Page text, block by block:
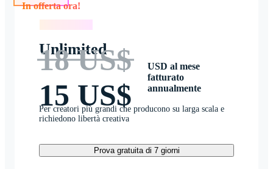
Unlimited
18 US$
15 US$
USD al mese
fatturato
annualmente
Per creatori più grandi che producono su larga scala e
richiedono libertà creativa
Prova gratuita di 7 giorni